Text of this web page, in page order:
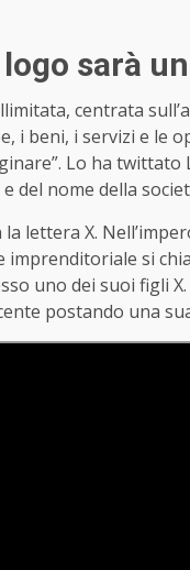
sarà
centrata
i beni, i servizi e le
Lo ha
del nome della
lettera X.
si
uno dei suoi figli
postando una